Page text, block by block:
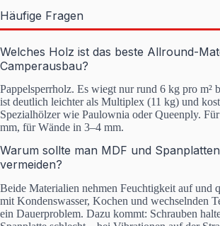
Häufige Fragen
Welches Holz ist das beste Allround-
Camperausbau?
Pappelsperrholz. Es wiegt nur rund 6 kg pro m²
ist deutlich leichter als Multiplex (11 kg) und
Spezialhölzer wie Paulownia oder Queenply.
mm, für Wände in 3–4 mm.
Warum sollte man MDF und
vermeiden?
Beide Materialien nehmen Feuchtigkeit auf und
mit Kondenswasser, Kochen und wechselnden
ein Dauerproblem. Dazu kommt: Schrauben